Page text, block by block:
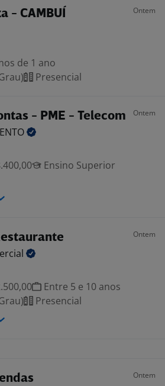
- CAMBUÍ Ontem
de 1 ano
Presencial
- PME - Telecom Ontem
Ensino Superior
Ontem
Entre 5 e 10 anos
Presencial
Ontem